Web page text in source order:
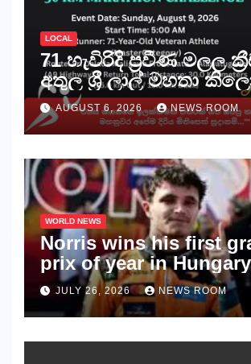
LOCAL
71 හැවිරිදි ප්‍රවීණ මලල
අතුල ශ්‍රී ලාල් මහතා
30ක විශේෂ මැරතන්
අභියෝගයකට සැරසෙයි
AUGUST 6, 2026 NEWS ROOM
WORLD NEWS
Norris wins his first
prix of year in Hungary​​
JULY 26, 2026 NEWS ROOM